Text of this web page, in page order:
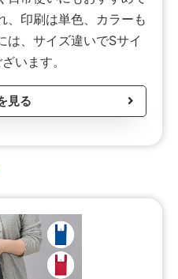
、印刷は単色、カラーも
は、サイズ違いでSサイ
います。
見る